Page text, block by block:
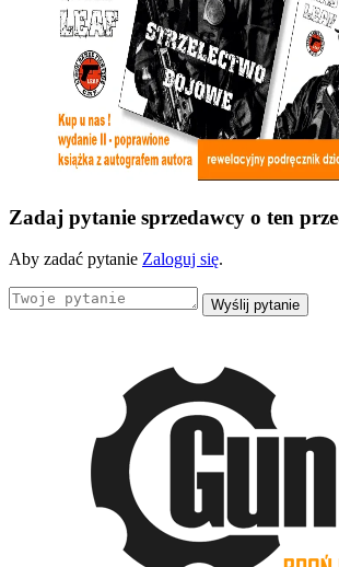
Zadaj pytanie sprzedawcy o ten
Aby zadać pytanie Zaloguj się.
Wyślij pytanie